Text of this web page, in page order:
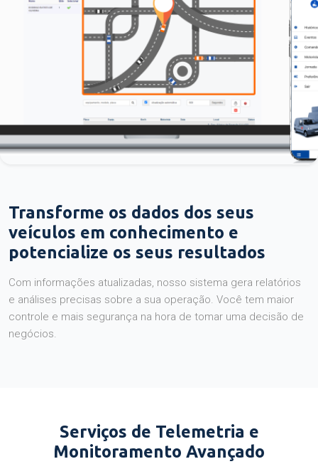
Transforme os dados dos seus
veículos em conhecimento e
potencialize os seus resultados
Com informações atualizadas, nosso sistema gera relatórios
e análises precisas sobre a sua operação. Você tem maior
controle e mais segurança na hora de tomar uma decisão de
negócios.
Serviços de Telemetria e
Monitoramento Avançado